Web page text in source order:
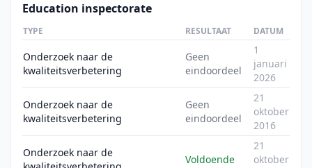
Education inspectorate
TYPE RESULTAAT DATUM
Onderzoek naar de
kwaliteitsverbetering
Geen
eindoordeel
1
januari
2026
Onderzoek naar de
kwaliteitsverbetering
Geen
eindoordeel
21
oktober
2016
Onderzoek naar de
Voldoende
21
oktober